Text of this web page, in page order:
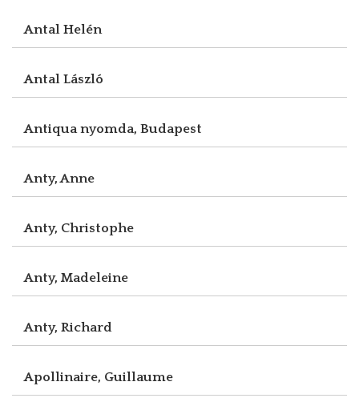
Antal Helén
Antal László
Antiqua nyomda, Budapest
Anty, Anne
Anty, Christophe
Anty, Madeleine
Anty, Richard
Apollinaire, Guillaume